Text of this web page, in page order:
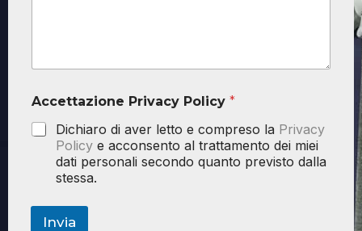
Accettazione Privacy Policy *
Dichiaro di aver letto e compreso la Privacy
Policy e acconsento al trattamento dei miei
dati personali secondo quanto previsto dalla
stessa.
Invia